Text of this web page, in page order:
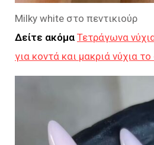
Milky white στο πεντικιούρ
Δείτε ακόμα Τετράγωνα
για κοντά και μακριά νύχια